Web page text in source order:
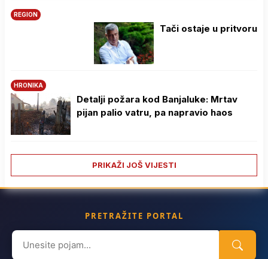
REGION
Tači ostaje u pritvoru
HRONIKA
Detalji požara kod Banjaluke: Mrtav
pijan palio vatru, pa napravio haos
PRIKAŽI JOŠ VIJESTI
PRETRAŽITE PORTAL
Search
for: